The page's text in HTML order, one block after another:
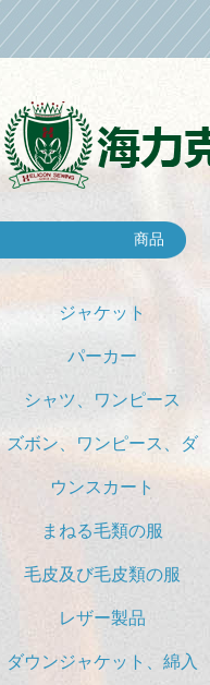
商品
ジャケット
パーカー
シャツ、ワンピース
ズボン、ワンピース、ダ
ウンスカート
まねる毛類の服
毛皮及び毛皮類の服
レザー製品
ダウンジャケット、綿入